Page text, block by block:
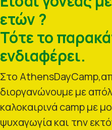
ετών ?
Τότε το
ενδιαφέρει.
Στο
διοργανώνουμε με
καλοκαιρινά camp με
ψυχαγωγία και την